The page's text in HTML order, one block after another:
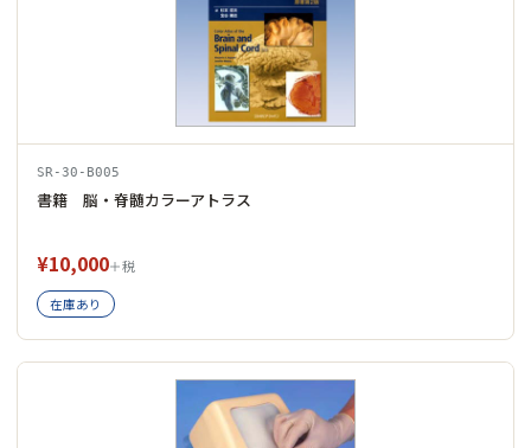
SR-30-B005
書籍 脳・脊髄カラーアトラス
¥10,000＋税
在庫あり